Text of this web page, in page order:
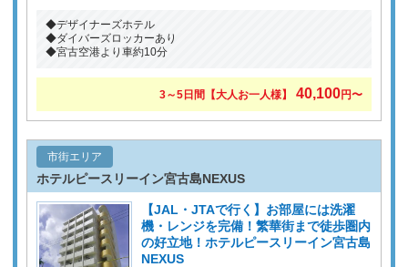
◆デザイナーズホテル
◆ダイバーズロッカーあり
◆宮古空港より車約10分
3～5日間【大人お一人様】 40,100円〜
市街エリア
ホテルピースリーイン宮古島NEXUS
【JAL・JTAで行く】お部屋には洗濯
機・レンジを完備！繁華街まで徒歩圏内
の好立地！ホテルピースリーイン宮古島
NEXUS